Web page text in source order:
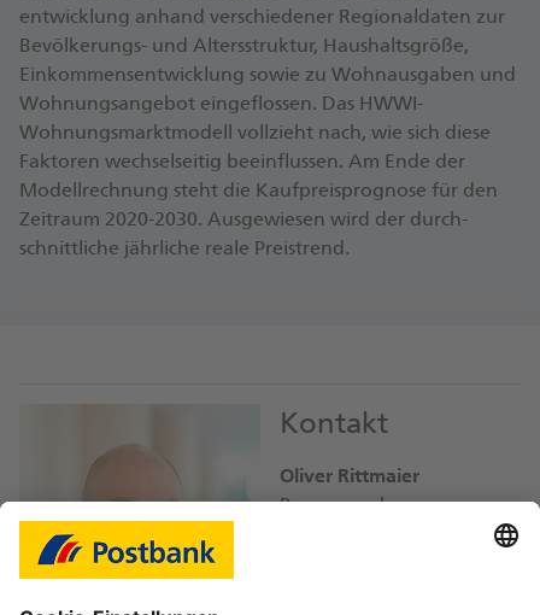
entwicklung anhand verschiedener Regional­daten zur
Bevölkerungs- und Altersstruktur, Haushalts­größe,
Einkommens­entwicklung sowie zu Wohn­ausgaben und
Wohnungs­angebot eingeflossen. Das HWWI-
Wohnungs­markt­modell vollzieht nach, wie sich diese
Faktoren wechsel­seitig beeinflussen. Am Ende der
Modell­rechnung steht die Kauf­preis­prognose für den
Zeit­raum 2020-2030. Ausgewiesen wird der durch­
schnittliche jährliche reale Preistrend.
Kontakt
Oliver Rittmaier
Pressesprecher